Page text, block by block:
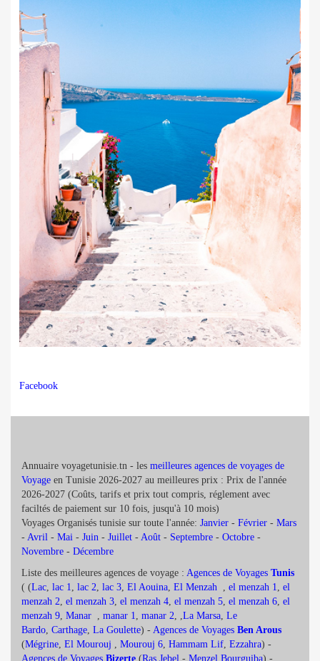
Facebook
Annuaire voyagetunisie.tn - les meilleures agences de voyages de
Voyage en Tunisie 2026-2027 au meilleures prix : Prix de l'année
2026-2027 (Coûts, tarifs et prix tout compris, réglement avec
faciltés de paiement sur 10 fois, jusqu'à 10 mois)
Voyages Organisés tunisie sur toute l'année: Janvier - Février - Mars
- Avril - Mai - Juin - Juillet - Août - Septembre - Octobre -
Novembre - Décembre
Liste des meilleures agences de voyage : Agences de Voyages Tunis
( (Lac lac 1 lac 2 lac 3 El Aouina El Menzah el menzah 1
el
menzah 2 el menzah 3 el menzah 4 el menzah 5 el menzah 6 el
menzah 9 Manar manar 1 manar 2 La Marsa Le
Bardo Carthage La Goulette) - Agences de Voyages Ben Arous
(Mégrine El Mourouj Mourouj 6 Hammam Lif Ezzahra) -
Agences de Voyages Bizerte (Ras Jebel - Menzel Bourguiba) -